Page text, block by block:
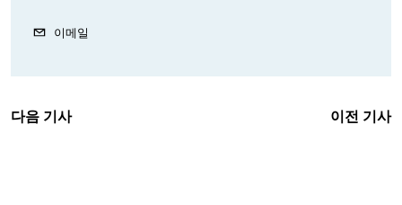
이메일
다음 기사 이전 기사